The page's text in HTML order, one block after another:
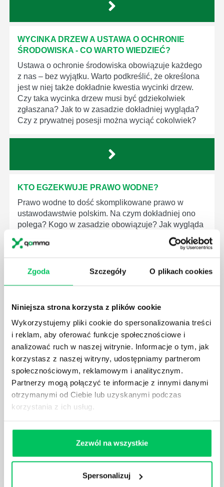
Zgoda Szczegóły O plikach cookies
Niniejsza strona korzysta z plików cookie
Wykorzystujemy pliki cookie do spersonalizowania treści
i reklam, aby oferować funkcje społecznościowe i
analizować ruch w naszej witrynie. Informacje o tym, jak
korzystasz z naszej witryny, udostępniamy partnerom
społecznościowym, reklamowym i analitycznym.
Partnerzy mogą połączyć te informacje z innymi danymi
otrzymanymi od Ciebie lub uzyskanymi podczas
korzystania z ich usług.
Zezwól na wszystkie
Spersonalizuj
WYCINKA DRZEW A USTAWA O OCHRONIE
ŚRODOWISKA - CO WARTO WIEDZIEĆ?
Ustawa o ochronie środowiska obowiązuje każdego
z nas – bez wyjątku. Warto podkreślić, że określona
jest w niej także dokładnie kwestia wycinki drzew.
Czy taka wycinka drzew musi być gdziekolwiek
zgłaszana? Jak to w zasadzie dokładniej wygląda?
Czy z prywatnej posesji można wyciąć cokolwiek?
KTO EGZEKWUJE PRAWO WODNE?
Prawo wodne to dość skomplikowane prawo w
ustawodawstwie polskim. Na czym dokładniej ono
polega? Kogo w zasadzie obowiązuje? Jak wygląda
egzekwowanie prawa wodnego? Na te pytania
odpowiemy pokrótce poniżej.
GDZIE MOŻEMY ZAPOZNAĆ SIĘ Z
WYMAGANIAMI NORM JAKOŚCI WYROBÓW
MEDYCZNYCH?
W związku z ogromnym rozwojem dzisiejszego
społeczeństwa wprowadzane jest coraz więcej reguł,
które mają za zadanie poprawić poszczególne
dziedziny gospodarki. Dzięki nim wszystkie firmy
będą zobowiązane przestrzegać zasad, których
wprowadzenie dąży do ujednolicenia jakości